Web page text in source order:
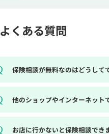
よくある質問
保険相談が無料なのはどうして
他のショップやインターネット
お店に行かないと保険相談でき